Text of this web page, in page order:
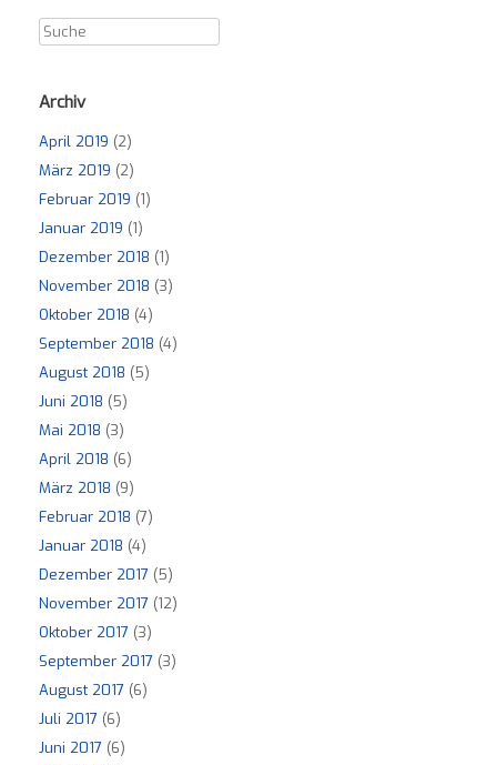
Archiv
April 2019 (2)
März 2019 (2)
Februar 2019 (1)
Januar 2019 (1)
Dezember 2018 (1)
November 2018 (3)
Oktober 2018 (4)
September 2018 (4)
August 2018 (5)
Juni 2018 (5)
Mai 2018 (3)
April 2018 (6)
März 2018 (9)
Februar 2018 (7)
Januar 2018 (4)
Dezember 2017 (5)
November 2017 (12)
Oktober 2017 (3)
September 2017 (3)
August 2017 (6)
Juli 2017 (6)
Juni 2017 (6)